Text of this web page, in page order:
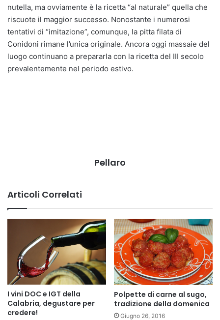
nutella, ma ovviamente è la ricetta “al naturale” quella che
riscuote il maggior successo. Nonostante i numerosi
tentativi di “imitazione”, comunque, la pitta filata di
Conidoni rimane l’unica originale. Ancora oggi massaie del
luogo continuano a prepararla con la ricetta del III secolo
prevalentemente nel periodo estivo.
Pellaro
Articoli Correlati
I vini DOC e IGT della
Calabria, degustare per
credere!
Polpette di carne al sugo,
tradizione della domenica
Giugno 26, 2016